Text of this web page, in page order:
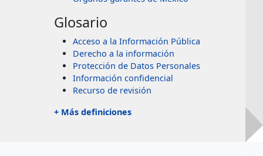
Glosario
Acceso a la Información Pública
Derecho a la información
Protección de Datos Personales
Información confidencial
Recurso de revisión
+ Más definiciones